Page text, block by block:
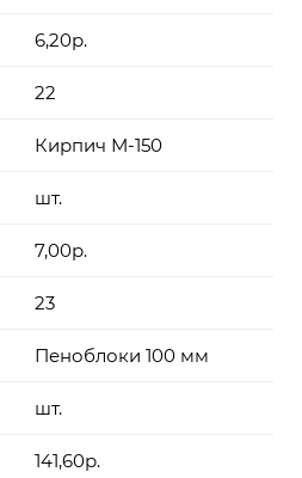
6,20р.
22
Кирпич М-150
шт.
7,00р.
23
Пеноблоки 100 мм
шт.
141,60р.